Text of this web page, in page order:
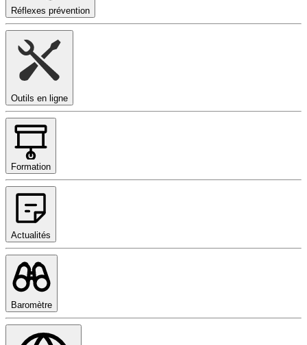
Réflexes prévention
Outils en ligne
Formation
Actualités
Baromètre